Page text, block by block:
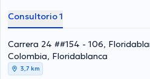
ha desempeñado como miembro de
Silvia Rocio Cardona Cote ha
conferencias con miras a tener una
temática de especialización y ha
publicaciones. Su cita se puede
Consultorio 1
Carrera 24 ##154 - 106,
Colombia, Floridablanca
3,7 km